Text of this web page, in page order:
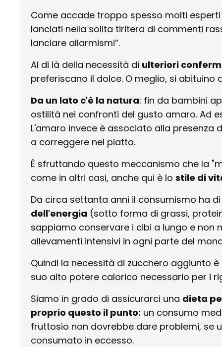
Come accade troppo spesso molti
lanciati nella solita tiritera di commenti
lanciare allarmismi”.
Al di là della necessità di ulteriori
preferiscano il dolce. O meglio, si
Da un lato c'è la natura: fin da bambini
ostilità nei confronti del gusto amaro. Ad
L'amaro invece è associato alla presenza
a correggere nel piatto.
È sfruttando questo meccanismo che la
come in altri casi, anche qui è lo stile di
Da circa settanta anni il consumismo ha
dell'energia (sotto forma di grassi,
sappiamo conservare i cibi a lungo e non
allevamenti intensivi in ogni parte del
Quindi la necessità di zucchero aggiunto
suo alto potere calorico necessario per i
Siamo in grado di assicurarci una dieta
proprio questo il punto: un consumo
fruttosio non dovrebbe dare problemi, se
consumato in eccesso.